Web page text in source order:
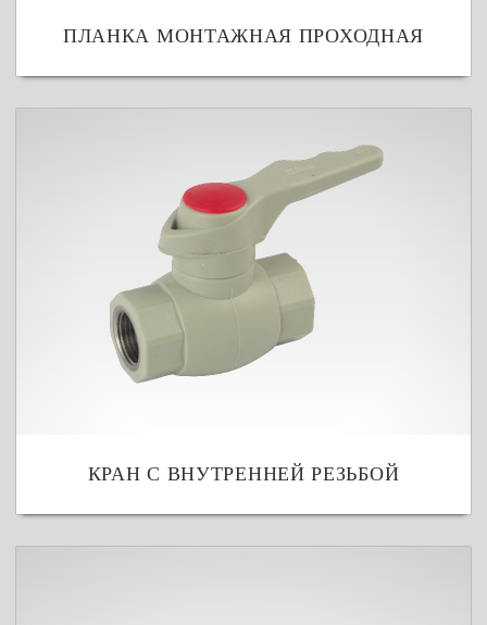
ПЛАНКА МОНТАЖНАЯ ПРОХОДНАЯ
КРАН С ВНУТРЕННЕЙ РЕЗЬБОЙ